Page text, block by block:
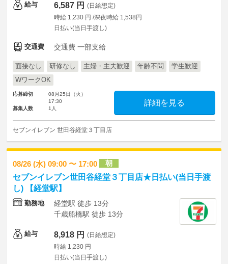
給与 6,587 円 (日給想定)
時給 1,230 円 /深夜時給 1,538円
日払い(当日手渡し)
交通費 交通費 一部支給
面接なし 研修なし 主婦・主夫歓迎 年齢不問
学生歓迎
WワークOK
応募締切
08月25日（火）
17:30
募集人数
1人
詳細を見る
セブンイレブン 世田谷経堂３丁目店
08/26 (水) 09:00 〜 17:00 朝
セブンイレブン世田谷経堂３丁目店★日払い(当日手渡
し) 【経堂駅】
勤務地
経堂駅 徒歩 13分
千歳船橋駅 徒歩 13分
給与 8,918 円 (日給想定)
時給 1,230 円
日払い(当日手渡し)